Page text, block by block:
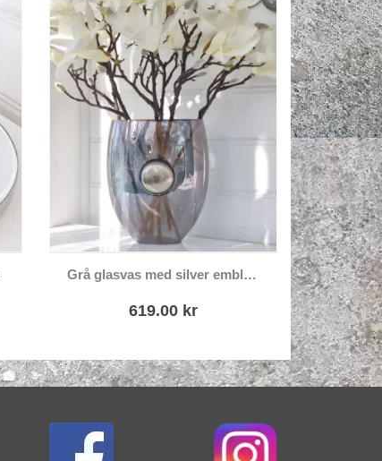
Grå glasvas med silver emblem
619.00 kr